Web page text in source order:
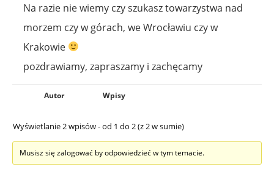
Na razie nie wiemy czy szukasz towarzystwa nad
morzem czy w górach, we Wrocławiu czy w
Krakowie
pozdrawiamy, zapraszamy i zachęcamy
Autor Wpisy
Wyświetlanie 2 wpisów - od 1 do 2 (z 2 w sumie)
Musisz się zalogować by odpowiedzieć w tym temacie.